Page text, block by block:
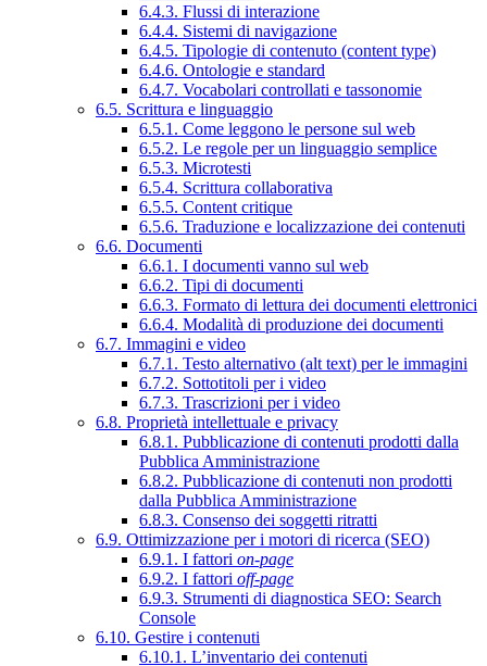
6.4.3. Flussi di interazione
6.4.4. Sistemi di navigazione
6.4.5. Tipologie di contenuto (content type)
6.4.6. Ontologie e standard
6.4.7. Vocabolari controllati e tassonomie
6.5. Scrittura e linguaggio
6.5.1. Come leggono le persone sul web
6.5.2. Le regole per un linguaggio semplice
6.5.3. Microtesti
6.5.4. Scrittura collaborativa
6.5.5. Content critique
6.5.6. Traduzione e localizzazione dei contenuti
6.6. Documenti
6.6.1. I documenti vanno sul web
6.6.2. Tipi di documenti
6.6.3. Formato di lettura dei documenti elettronici
6.6.4. Modalità di produzione dei documenti
6.7. Immagini e video
6.7.1. Testo alternativo (alt text) per le immagini
6.7.2. Sottotitoli per i video
6.7.3. Trascrizioni per i video
6.8. Proprietà intellettuale e privacy
6.8.1. Pubblicazione di contenuti prodotti dalla
Pubblica Amministrazione
6.8.2. Pubblicazione di contenuti non prodotti
dalla Pubblica Amministrazione
6.8.3. Consenso dei soggetti ritratti
6.9. Ottimizzazione per i motori di ricerca (SEO)
6.9.1. I fattori on-page
6.9.2. I fattori off-page
6.9.3. Strumenti di diagnostica SEO: Search
Console
6.10. Gestire i contenuti
6.10.1. L’inventario dei contenuti